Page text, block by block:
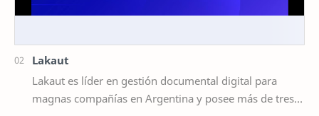
Lakaut
Lakaut es líder en gestión documental digital para
magnas compañías en Argentina y posee más de tres